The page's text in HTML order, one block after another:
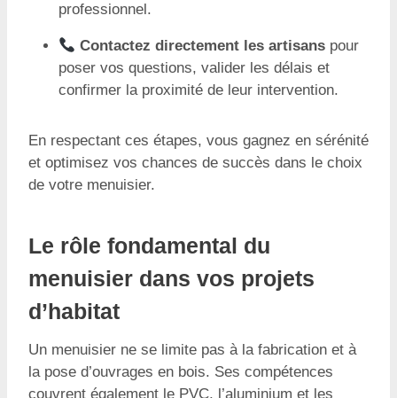
professionnel.
Contactez directement les artisans pour
poser vos questions, valider les délais et
confirmer la proximité de leur intervention.
En respectant ces étapes, vous gagnez en sérénité
et optimisez vos chances de succès dans le choix
de votre menuisier.
Le rôle fondamental du
menuisier dans vos projets
d’habitat
Un menuisier ne se limite pas à la fabrication et à
la pose d’ouvrages en bois. Ses compétences
couvrent également le PVC, l’aluminium et les